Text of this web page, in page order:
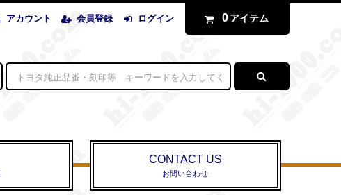
アカウント 会員登録 ログイン 0 アイテム
CONTACT US
お問い合わせ